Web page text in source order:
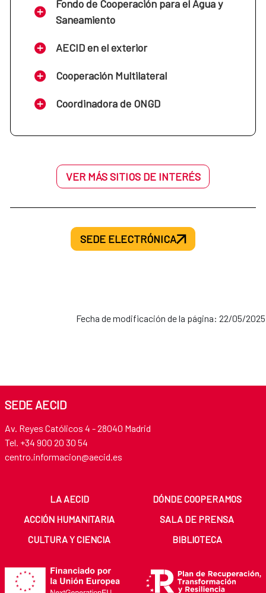
Fondo de Cooperación para el Agua y
Saneamiento
AECID en el exterior
Cooperación Multilateral
Coordinadora de ONGD
VER MÁS SITIOS DE INTERÉS
SEDE ELECTRÓNICA
Fecha de modificación de la página: 22/05/2025
SEDE AECID
Av. Reyes Católicos 4 - 28040 Madrid
Tel. +34 900 20 30 54​​​​​​​
centro.informacion@aecid.es
LA AECID
DÓNDE COOPERAMOS
ACCIÓN HUMANITARIA
SALA DE PRENSA
CULTURA Y CIENCIA
BIBLIOTECA